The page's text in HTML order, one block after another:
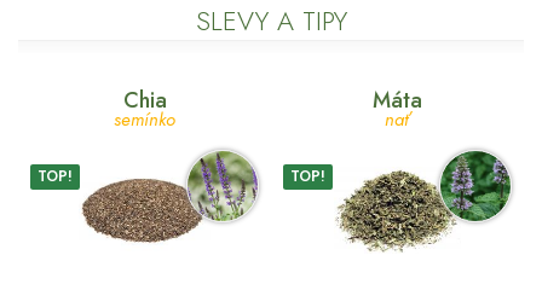
SLEVY A TIPY
Chia
semínko
TOP!
Máta
nať
TOP!